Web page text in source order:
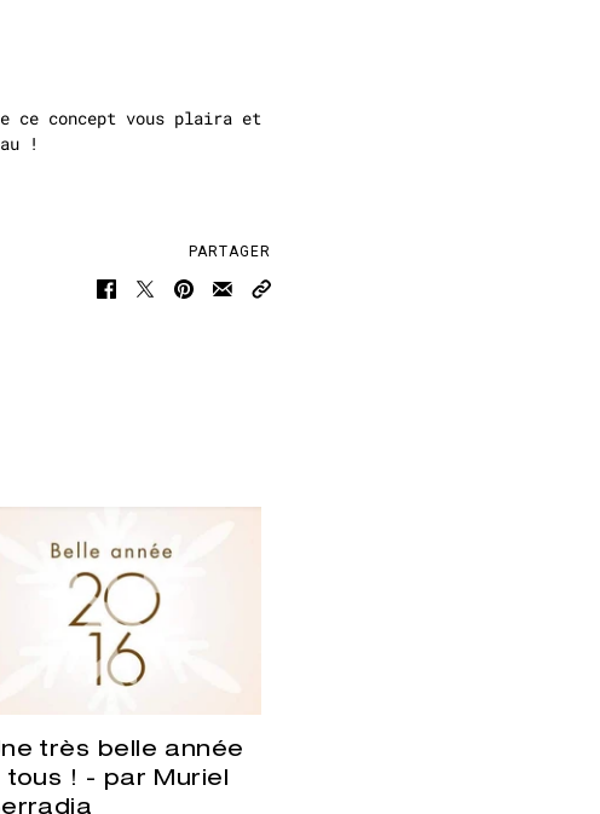
ce concept vous plaira et
!
PARTAGER
très belle année
tous ! - par Muriel